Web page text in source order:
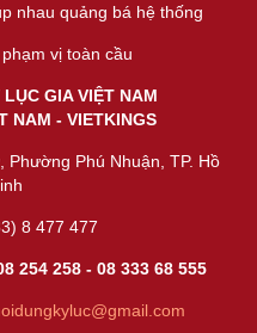
nhau quảng bá hệ thống
vị toàn cầu
GIA VIỆT NAM
NAM - VIETKINGS
Phú Nhuận, TP. Hồ
8 477 477
254 258 -08 333 68 555